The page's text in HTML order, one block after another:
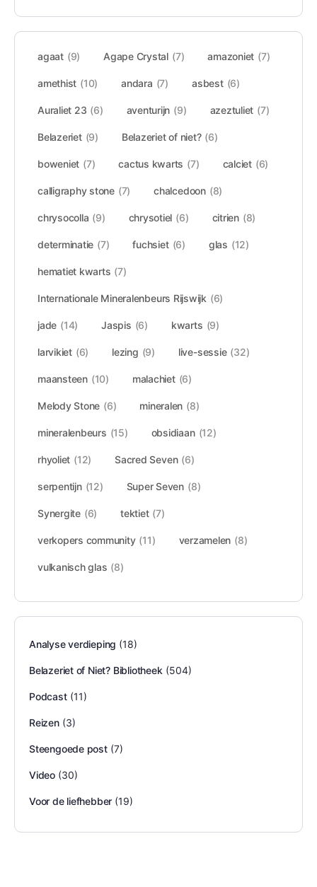
agaat (9) Agape Crystal (7) amazoniet (7)
amethist (10) andara (7) asbest (6)
Auraliet 23 (6) aventurijn (9) azeztuliet (7)
Belazeriet (9) Belazeriet of niet? (6)
boweniet (7) cactus kwarts (7) calciet (6)
calligraphy stone (7) chalcedoon (8)
chrysocolla (9) chrysotiel (6) citrien (8)
determinatie (7) fuchsiet (6) glas (12)
hematiet kwarts (7)
Internationale Mineralenbeurs Rijswijk (6)
jade (14) Jaspis (6) kwarts (9)
larvikiet (6) lezing (9) live-sessie (32)
maansteen (10) malachiet (6)
Melody Stone (6) mineralen (8)
mineralenbeurs (15) obsidiaan (12)
rhyoliet (12) Sacred Seven (6)
serpentijn (12) Super Seven (8)
Synergite (6) tektiet (7)
verkopers community (11) verzamelen (8)
vulkanisch glas (8)
Analyse verdieping (18)
Belazeriet of Niet? Bibliotheek (504)
Podcast(11)
Reizen(3)
Steengoede post(7)
Video(30)
Voor de liefhebber (19)